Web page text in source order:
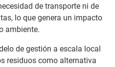
de transporte ni de
lo que genera un impacto
ambiente.
de gestión a escala local
residuos como alternativa